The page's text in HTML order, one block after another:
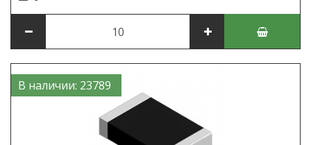
В наличии: 23789